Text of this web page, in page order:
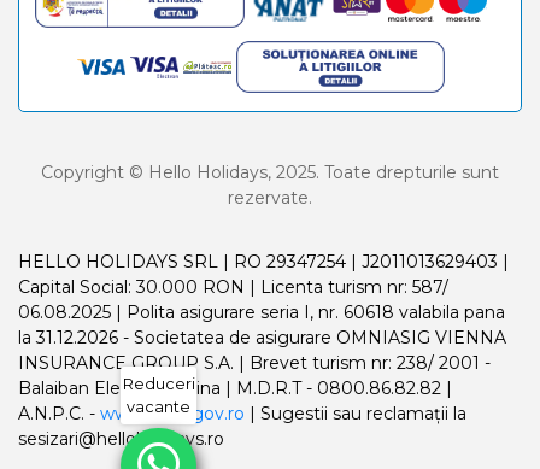
Copyright © Hello Holidays, 2025. Toate drepturile sunt
rezervate.
HELLO HOLIDAYS SRL | RO 29347254 | J2011013629403 |
Capital Social: 30.000 RON | Licenta turism nr: 587/
06.08.2025 | Polita asigurare seria I, nr. 60618 valabila pana
la 31.12.2026 - Societatea de asigurare OMNIASIG VIENNA
INSURANCE GROUP S.A. | Brevet turism nr: 238/ 2001 -
Balaiban Elena Madalina | M.D.R.T - 0800.86.82.82 |
A.N.P.C. - www.anpc.gov.ro | Sugestii sau reclamații la
sesizari@helloholidays.ro
Reduceri
vacante